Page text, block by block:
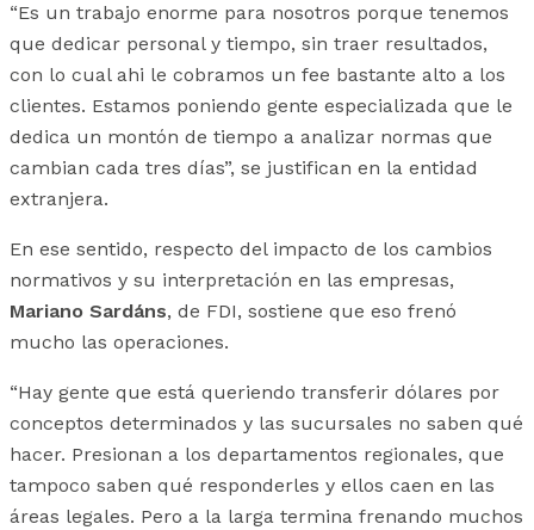
“Es un trabajo enorme para nosotros porque tenemos
que dedicar personal y tiempo, sin traer resultados,
con lo cual ahi le cobramos un fee bastante alto a los
clientes. Estamos poniendo gente especializada que le
dedica un montón de tiempo a analizar normas que
cambian cada tres días”, se justifican en la entidad
extranjera.
En ese sentido, respecto del impacto de los cambios
normativos y su interpretación en las empresas,
Mariano Sardáns, de FDI, sostiene que eso frenó
mucho las operaciones.
“Hay gente que está queriendo transferir dólares por
conceptos determinados y las sucursales no saben qué
hacer. Presionan a los departamentos regionales, que
tampoco saben qué responderles y ellos caen en las
áreas legales. Pero a la larga termina frenando muchos